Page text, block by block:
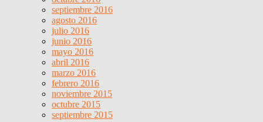
septiembre 2016
agosto 2016
julio 2016
junio 2016
mayo 2016
abril 2016
marzo 2016
febrero 2016
noviembre 2015
octubre 2015
septiembre 2015